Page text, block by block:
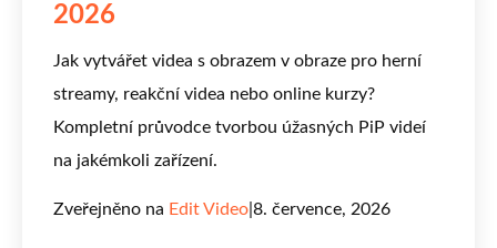
2026
Jak vytvářet videa s obrazem v obraze pro herní
streamy, reakční videa nebo online kurzy?
Kompletní průvodce tvorbou úžasných PiP videí
na jakémkoli zařízení.
Zveřejněno na Edit Video 8. července, 2026